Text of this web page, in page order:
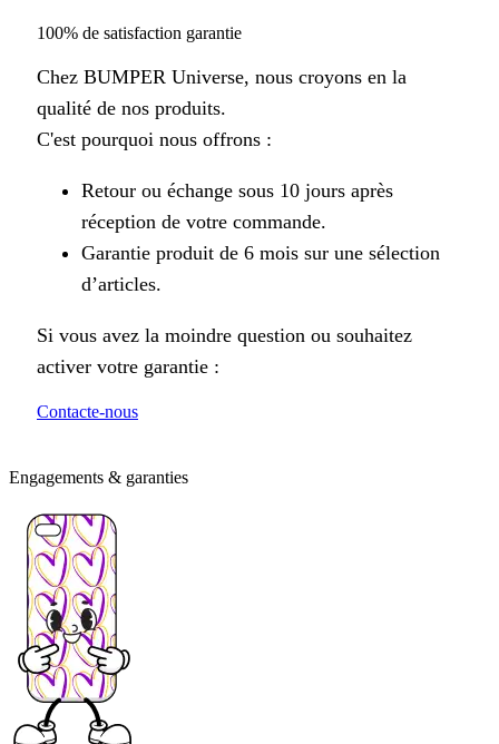
100% de satisfaction garantie
Chez BUMPER Universe, nous croyons en la
qualité de nos produits.
C'est pourquoi nous offrons :
Retour ou échange sous 10 jours après
réception de votre commande.
Garantie produit de 6 mois sur une sélection
d’articles.
Si vous avez la moindre question ou souhaitez
activer votre garantie :
Contacte-nous
Engagements & garanties